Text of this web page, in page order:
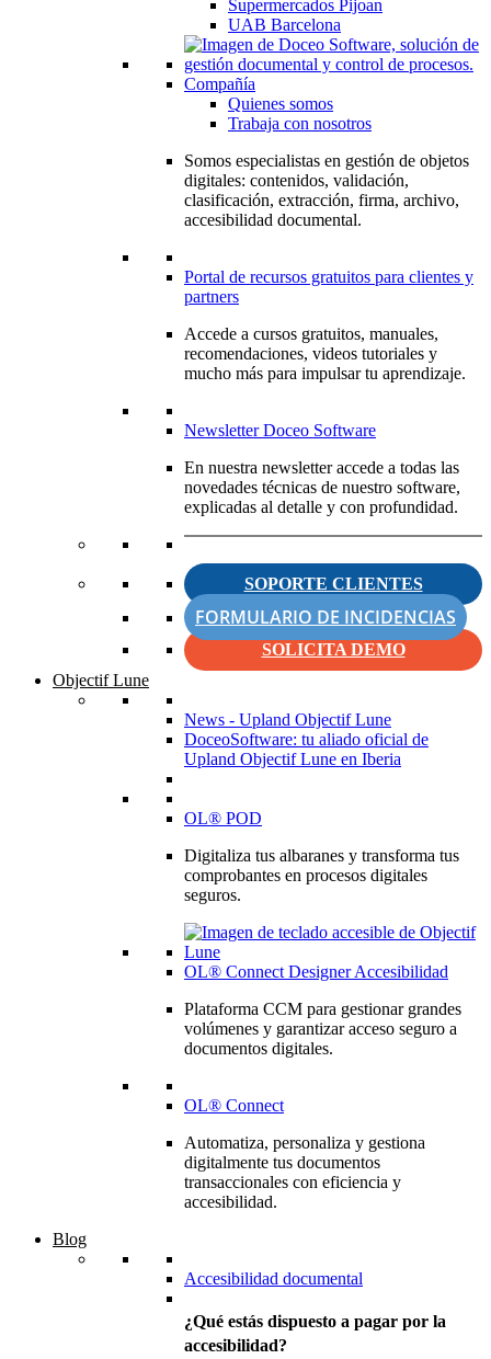
Supermercados Pijoan
UAB Barcelona
Compañía
Quienes somos
Trabaja con nosotros
Somos especialistas en gestión de objetos
digitales: contenidos, validación,
clasificación, extracción, firma, archivo,
accesibilidad documental.
Portal de recursos gratuitos para clientes y
partners
Accede a cursos gratuitos, manuales,
recomendaciones, videos tutoriales y
mucho más para impulsar tu aprendizaje.
Newsletter Doceo Software
En nuestra newsletter accede a todas las
novedades técnicas de nuestro software,
explicadas al detalle y con profundidad.
SOPORTE CLIENTES
FORMULARIO DE INCIDENCIAS
SOLICITA DEMO
Objectif Lune
News - Upland Objectif Lune
DoceoSoftware: tu aliado oficial de
Upland Objectif Lune en Iberia
OL® POD
Digitaliza tus albaranes y transforma tus
comprobantes en procesos digitales
seguros.
OL® Connect Designer Accesibilidad
Plataforma CCM para gestionar grandes
volúmenes y garantizar acceso seguro a
documentos digitales.
OL® Connect
Automatiza, personaliza y gestiona
digitalmente tus documentos
transaccionales con eficiencia y
accesibilidad.
Blog
Accesibilidad documental
¿Qué estás dispuesto a pagar por la
accesibilidad?